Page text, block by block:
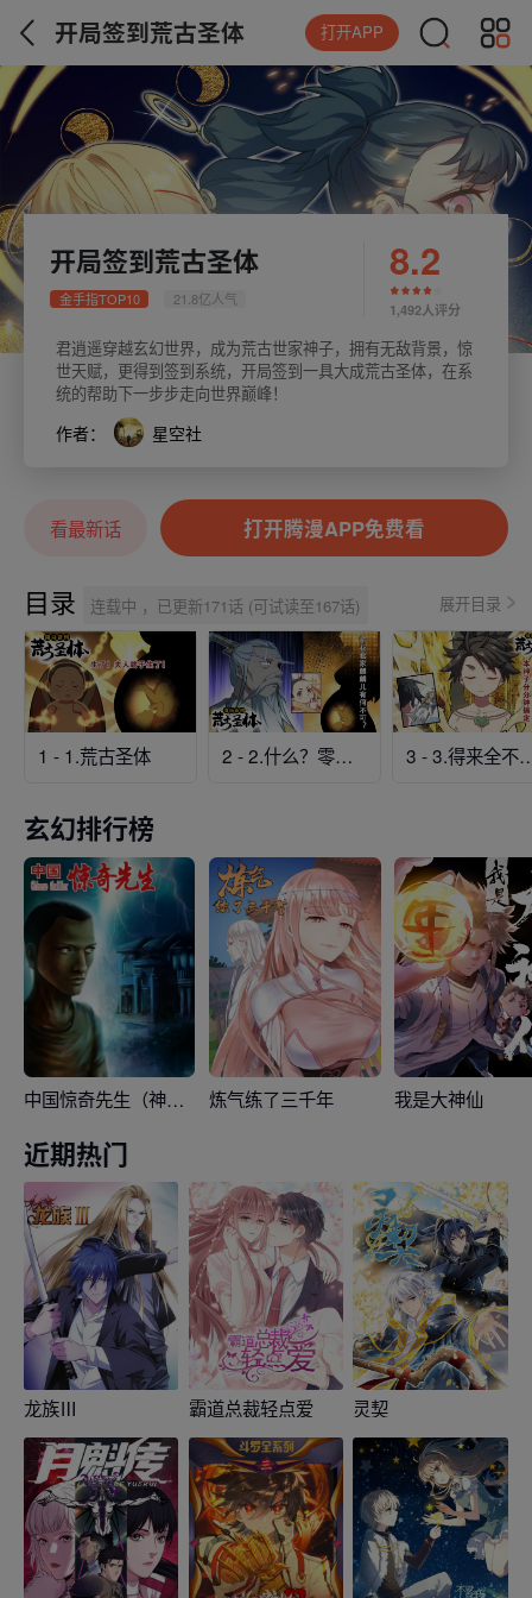
开局签到荒古圣体 打开APP
开局签到荒古圣体
金手指TOP10 21.8亿人气
8.2
1,492人评分
君逍遥穿越玄幻世界，成为荒古世家神子，拥有无敌背景，惊
世天赋，更得到签到系统，开局签到一具大成荒古圣体，在系
统的帮助下一步步走向世界巅峰！
作者： 星空社
看最新话 打开腾漫APP免费看
目录 连载中 ，已更新171话 (可试读至167话) 展开目录
1 - 1.荒古圣体 2 - 2.什么？零号序列 3 - 3.得来
玄幻排行榜
中国惊奇先生（神鬼七杀令） 炼气练了三千年 我是大神仙
近期热门
龙族Ⅲ 霸道总裁轻点爱 灵契